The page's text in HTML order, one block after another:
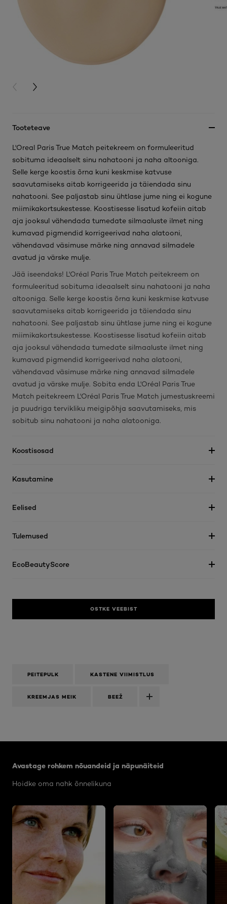
PREVIOUS CARD
NEXT CARD
Tooteteave
L'Oreal Paris True Match peitekreem on formuleeritud
sobituma ideaalselt sinu nahatooni ja naha altooniga.
Selle kerge koostis õrna kuni keskmise katvuse
saavutamiseks aitab korrigeerida ja täiendada sinu
nahatooni. See paljastab sinu ühtlase jume ning ei kogune
miimikakortsukestesse. Koostisesse lisatud kofeiin aitab
aja jooksul vähendada tumedate silmaaluste ilmet ning
kumavad pigmendid korrigeerivad naha alatooni,
vähendavad väsimuse märke ning annavad silmadele
avatud ja värske mulje.
Jää iseendaks! L'Oréal Paris True Match peitekreem on
formuleeritud sobituma ideaalselt sinu nahatooni ja naha
altooniga. Selle kerge koostis õrna kuni keskmise katvuse
saavutamiseks aitab korrigeerida ja täiendada sinu
nahatooni. See paljastab sinu ühtlase jume ning ei kogune
miimikakortsukestesse. Koostisesse lisatud kofeiin aitab
aja jooksul vähendada tumedate silmaaluste ilmet ning
kumavad pigmendid korrigeerivad naha alatooni,
vähendavad väsimuse märke ning annavad silmadele
avatud ja värske mulje. Sobita enda L'Oréal Paris True
Match peitekreem L'Oréal Paris True Match jumestuskreemi
ja puudriga tervikliku meigipõhja saavutamiseks, mis
sobitub sinu nahatooni ja naha alatooniga.
Koostisosad
Kasutamine
Eelised
Tulemused
EcoBeautyScore
OSTKE VEEBIST
PEITEPULK KASTENE VIIMISTLUS
KREEMJAS MEIK BEEŽ
Avastage rohkem nõuandeid ja näpunäiteid
Hoidke oma nahk õnnelikuna